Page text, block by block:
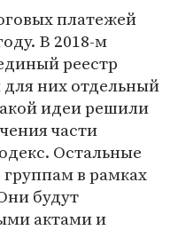
платежей
В 2018-м
реестр
для них отдельный
идеи решили
части
Остальные
в рамках
будут
актами и